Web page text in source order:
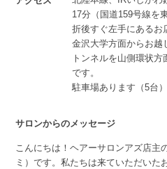
17分（国道159号線を
折後すぐ左手にあるお
金沢大学方面からお越
トンネルを山側環状
です。
駐車場あります（5台）
サロンからのメッセージ
こんにちは！ヘアーサロンアズ店
ミ）です。私たちは来ていただいた